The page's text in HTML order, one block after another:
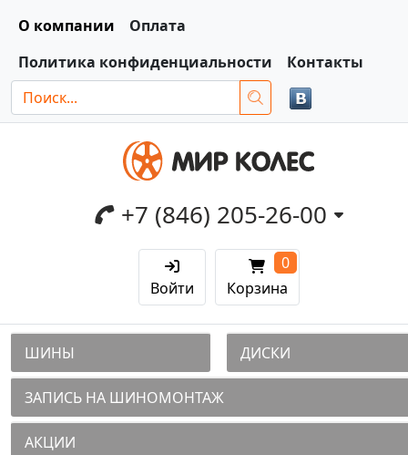
О компании
Оплата
Политика конфиденциальности
Контакты
+7 (846) 205-26-00
Войти Корзина
0
ШИНЫ ДИСКИ
ЗАПИСЬ НА ШИНОМОНТАЖ
АКЦИИ